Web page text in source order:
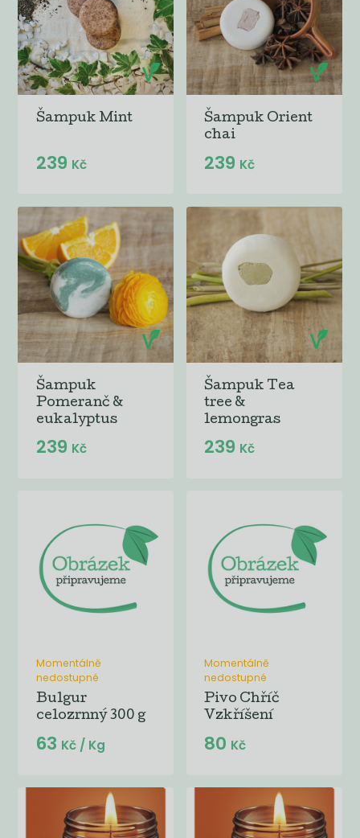
Šampuk Mint
239 Kč
Šampuk Orient
chai
239 Kč
Šampuk
Pomeranč &
eukalyptus
239 Kč
Šampuk Tea
tree &
lemongras
239 Kč
Momentálně
nedostupné
Bulgur
celozrnný 300 g
63 Kč / Kg
Momentálně
nedostupné
Pivo Chříč
Vzkříšení
80 Kč